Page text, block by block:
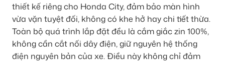
thiết kế riêng cho Honda City, đảm bảo màn hình
vừa vặn tuyệt đối, không có khe hở hay chi tiết thừa.
Toàn bộ quá trình lắp đặt đều là cắm giắc zin 100%,
không cần cắt nối dây điện, giữ nguyên hệ thống
điện nguyên bản của xe. Điều này không chỉ đảm